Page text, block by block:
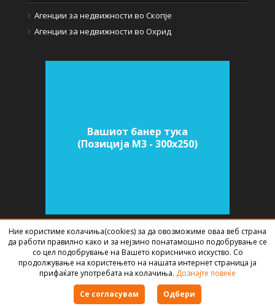
Агенции за недвижности во Скопје
Агенции за недвижности во Охрид
Вашиот банер тука
(Позиција M3 - 300х250)
СОФТВЕР ЗА АГЕНЦИИ ЗА НЕДВИЖНИНИ ИЗРАБОТЕН ОД
BEST NET
STUDIO2026
Правила за користење
Ние користиме колачиња(cookies) за да овозможиме оваа веб страна
да работи правилно како и за нејзино понатамошно подобрување се
со цел подобрување на Вашето корисничко искуство. Со
продолжување на користењето на нашата интернет страница ја
прифаќате употребата на колачиња. Дознајте повеќе
Се согласувам
Одбери